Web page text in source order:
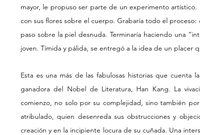
mayor, le propuso ser parte de un experimento
con sus flores sobre el cuerpo. Grabaría todo el
paso sobre la piel desnuda. Terminaría haciendo una
joven. Tímida y pálida, se entregó a la idea de un placer
Esta es una más de las fabulosas historias que cuenta
ganadora del Nobel de Literatura, Han Kang. La
comienzo, no solo por su complejidad, sino también
atribulado, quien desenreda sus obstrucciones y
creación y en la incipiente locura de su cuñada. Una